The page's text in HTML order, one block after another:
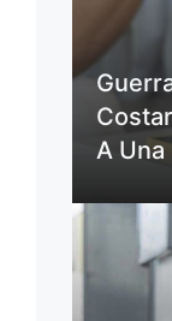
A Una